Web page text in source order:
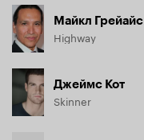
Майкл Грейайс
Highway
Джеймс Кот
Skinner